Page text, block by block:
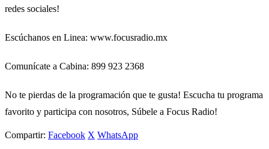
redes sociales!
Escúchanos en Linea: www.focusradio.mx
Comunícate a Cabina: 899 923 2368
No te pierdas de la programación que te gusta! Escucha tu programa
favorito y participa con nosotros, Súbele a Focus Radio!
Compartir: Facebook X WhatsApp